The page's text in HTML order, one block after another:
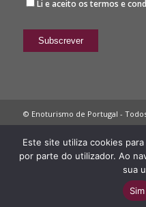
Li e aceito os termos e
© Enoturismo de Portugal -
Política de Privacidade
Este site utiliza cookies
por parte do utilizador. Ao
sua
Sim